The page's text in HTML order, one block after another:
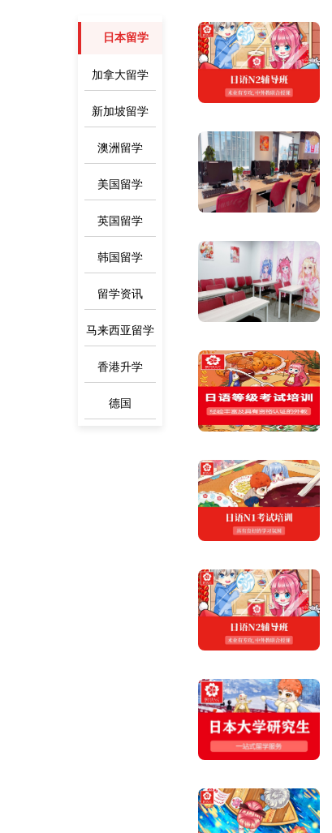
日本留学
加拿大留学
新加坡留学
澳洲留学
美国留学
英国留学
韩国留学
留学资讯
马来西亚留学
香港升学
德国